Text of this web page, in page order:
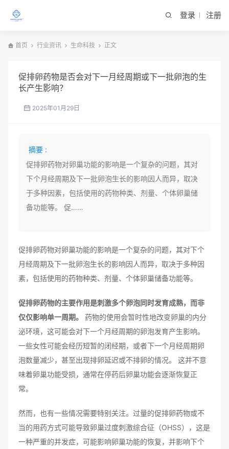
登录 注册
首页 行业资讯 生命科技 正文
促排卵药物是否会对下一月经周期或下一批卵泡的生
长产生影响？
2025年01月29日
摘要 :
促排卵药物对卵巢功能的影响是一个复杂的问题，其对
下个月经周期及下一批卵泡生长的影响因人而异，取决
于多种因素，包括使用的药物种类、剂量、个体卵巢储
备功能等。 促……
促排卵药物对卵巢功能的影响是一个复杂的问题，其对下个
月经周期及下一批卵泡生长的影响因人而异，取决于多种因
素，包括使用的药物种类、剂量、个体卵巢储备功能等。
促排卵药物的主要作用是刺激多个卵泡同时发育成熟，而非
仅仅影响单一周期。
药物的使用会暂时性地改变卵巢的内分
泌环境，这可能会对下一个月经周期的卵泡发育产生影响。
一些女性可能会经历短暂的闭经期，或者下一个月经周期卵
泡数量减少，甚至出现排卵延迟或不排卵的情况。 这并不意
味着卵巢功能受损，通常在停药后卵巢功能会逐渐恢复正
常。
然而，也有一些情况需要特别关注。过量的促排卵药物或不
当的用药方式可能导致卵巢过度刺激综合征（OHSS），这是
一种严重的并发症，可能影响卵巢功能的恢复，并影响下个